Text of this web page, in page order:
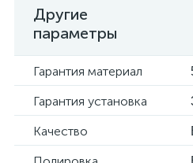
Другие
параметры
Гарантия материал
Гарантия установка
Качество